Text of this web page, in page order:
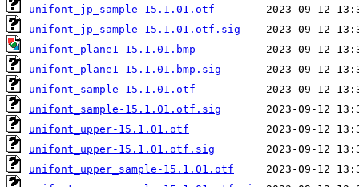
unifont_jp_sample-15.1.01.otf
unifont_jp_sample-15.1.01.otf.sig
unifont_plane1-15.1.01.bmp
unifont_plane1-15.1.01.bmp.sig
unifont_sample-15.1.01.otf
unifont_sample-15.1.01.otf.sig
unifont_upper-15.1.01.otf
unifont_upper-15.1.01.otf.sig
unifont_upper_sample-15.1.01.otf